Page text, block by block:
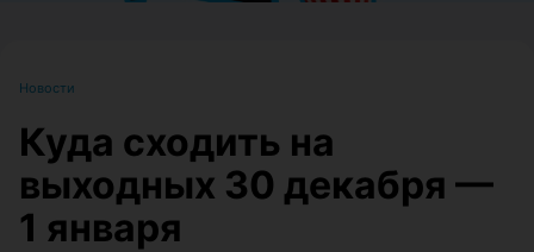
Новости
Куда сходить на
выходных 30 декабря —
1 января